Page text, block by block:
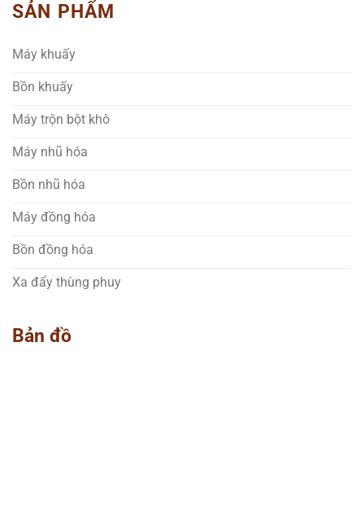
SẢN PHẨM
Máy khuấy
Bồn khuấy
Máy trộn bột khô
Máy nhũ hóa
Bồn nhũ hóa
Máy đồng hóa
Bồn đồng hóa
Xa đẩy thùng phuy
Bản đồ